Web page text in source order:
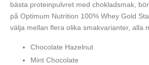
bästa proteinpulvret med chokladsmak,
på Optimum Nutrition 100% Whey Gold
välja mellan flera olika smakvarianter, alla
Chocolate Hazelnut
Mint Chocolate